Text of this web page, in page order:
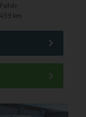
Fehér
459 km